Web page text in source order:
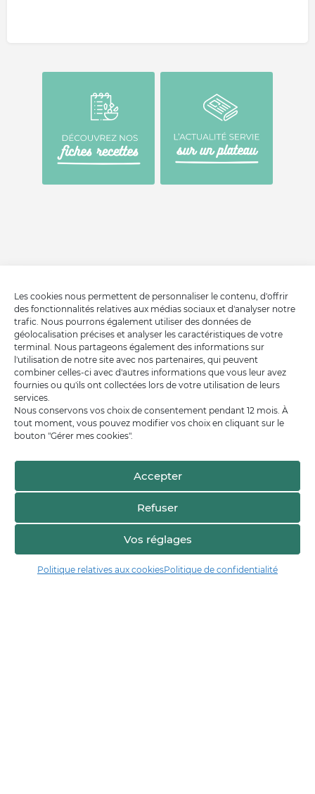
Les cookies nous permettent de personnaliser le contenu, d'offrir
des fonctionnalités relatives aux médias sociaux et d'analyser notre
trafic. Nous pourrons également utiliser des données de
géolocalisation précises et analyser les caractéristiques de votre
terminal. Nous partageons également des informations sur
l'utilisation de notre site avec nos partenaires, qui peuvent
combiner celles-ci avec d'autres informations que vous leur avez
fournies ou qu'ils ont collectées lors de votre utilisation de leurs
services.
Nous conservons vos choix de consentement pendant 12 mois. À
tout moment, vous pouvez modifier vos choix en cliquant sur le
bouton "Gérer mes cookies".
Accepter
Refuser
Vos réglages
Politique relatives aux cookiesPolitique de confidentialité